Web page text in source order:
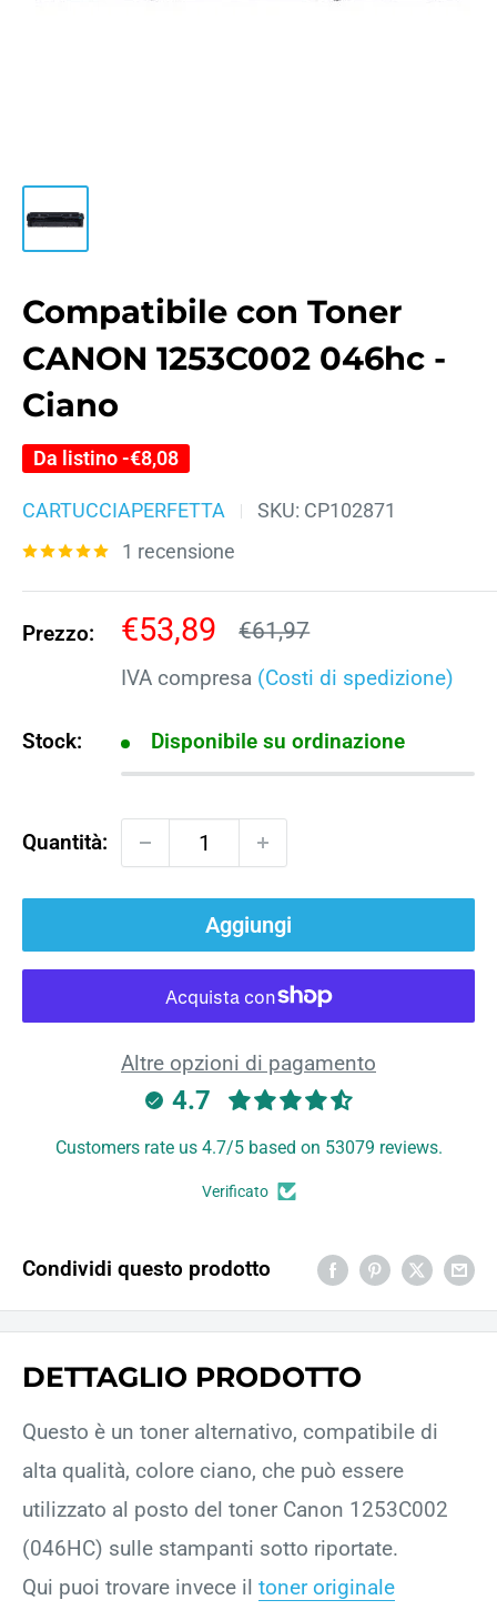
Compatibile con Toner
CANON 1253C002 046hc -
Ciano
Da listino -€8,08
CARTUCCIAPERFETTA SKU: CP102871
1 recensione
Prezzo:
Prezzo
scontato
€53,89 Prezzo
€61,97
IVA compresa (Costi di spedizione)
Stock: Disponibile su ordinazione
Quantità:
Aggiungi
Altre opzioni di pagamento
4.7
Customers rate us 4.7/5 based on 53079 reviews.
Verificato
Condividi questo prodotto
DETTAGLIO PRODOTTO
Questo è un toner alternativo, compatibile di
alta qualità, colore ciano, che può essere
utilizzato al posto del toner Canon 1253C002
(046HC) sulle stampanti sotto riportate.
Qui puoi trovare invece il toner originale